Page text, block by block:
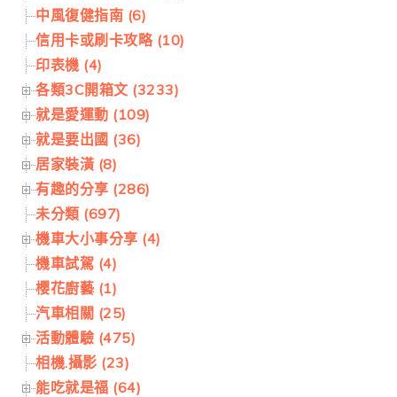
中風復健指南 (6)
信用卡或刷卡攻略 (10)
印表機 (4)
各類3C開箱文 (3233)
就是愛運動 (109)
就是要出國 (36)
居家裝潢 (8)
有趣的分享 (286)
未分類 (697)
機車大小事分享 (4)
機車試駕 (4)
櫻花廚藝 (1)
汽車相關 (25)
活動體驗 (475)
相機.攝影 (23)
能吃就是福 (64)